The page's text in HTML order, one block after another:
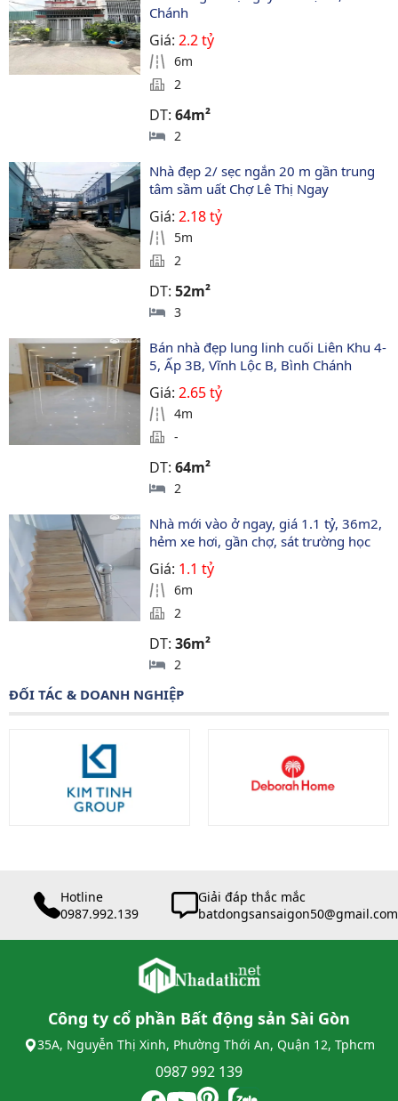
Chánh
Giá:2.2 tỷ
6m
2
DT:64m²
2
Nhà đẹp 2/ sẹc ngắn 20 m gần trung
tâm sầm uất Chợ Lê Thị Ngay
Giá:2.18 tỷ
5m
2
DT:52m²
3
Bán nhà đẹp lung linh cuối Liên Khu 4-
5, Ấp 3B, Vĩnh Lộc B, Bình Chánh
Giá:2.65 tỷ
4m
-
DT:64m²
2
Nhà mới vào ở ngay, giá 1.1 tỷ, 36m2,
hẻm xe hơi, gần chợ, sát trường học
Giá: 1.1 tỷ
6m
2
DT:36m²
2
ĐỐI TÁC & DOANH NGHIỆP
Hotline
0987.992.139
Giải đáp thắc mắc
batdongsansaigon50@gmail.com
Công ty cổ phần Bất động sản Sài Gòn
35A, Nguyễn Thị Xinh, Phường Thới An, Quận 12, Tphcm
0987 992 139